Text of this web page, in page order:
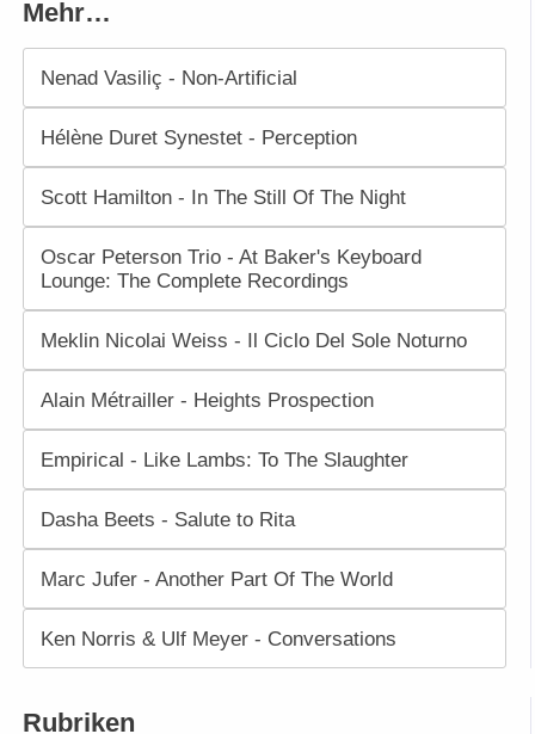
Mehr…
Nenad Vasiliç - Non-Artificial
Hélène Duret Synestet - Perception
Scott Hamilton - In The Still Of The Night
Oscar Peterson Trio - At Baker's Keyboard
Lounge: The Complete Recordings
Meklin Nicolai Weiss - Il Ciclo Del Sole Noturno
Alain Métrailler - Heights Prospection
Empirical - Like Lambs: To The Slaughter
Dasha Beets - Salute to Rita
Marc Jufer - Another Part Of The World
Ken Norris & Ulf Meyer - Conversations
Rubriken